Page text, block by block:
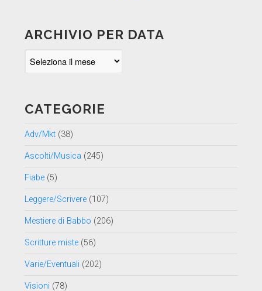
ARCHIVIO PER DATA
CATEGORIE
Adv/Mkt(38)
Ascolti/Musica (245)
Fiabe(5)
Leggere/Scrivere(107)
Mestiere di Babbo (206)
Scritture miste(56)
Varie/Eventuali (202)
Visioni (78)